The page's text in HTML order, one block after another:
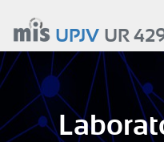
contenu
principal
UPJVUR